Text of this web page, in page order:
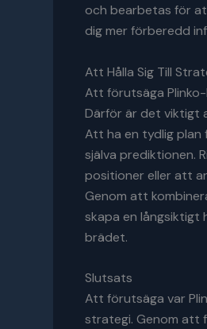
och bearbetas för
dig mer förberedd
Att Hålla Sig Till
Att förutsäga
Därför är det viktigt
Att ha en tydlig plan
själva prediktionen.
positioner eller att
Genom att
skapa en långsiktigt
brädet.
Slutsats
Att förutsäga var
strategi. Genom att